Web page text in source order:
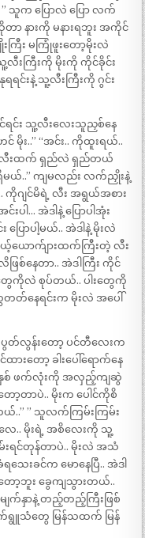
က ပြောလဲ ပြော လက်
ာ နားကို မနားရဘူး အကိုင်
ကြီး မကြုံဖူးတော့မိုးလဲ
းကြီးကို မိုးကို ကိုင်ခိုင်း
ရင်းနဲ့ သူ့လီးကြီးကို ဂွင်း
င်ရင်း သူ့လီးလေးသူညှစ်နေ
မိုး..” “အင်း.. ကိုထူးရယ်..
းလီးထက် ရှည်လဲ ရှည်တယ်
..” ကျမလည်း လက်ညှိုးနဲ့
ဂျင်မိရဲ့ လီး အရွယ်အစား
ါ… အဲဒါနဲ့ ပြောပါအုံး
ြောပါ့မယ်.. အဲဒါနဲ့ မိုးလဲ
ယောက်ျားထက်ကြီးတဲ့ လီး
ြစ်နေတာ.. အဲဒါကြီး ကိုင်
တွေကိုလဲ စုပ်တယ်.. ပါးတွေကို
တ်နေရင်းက မိုးလဲ အပေါ်
ပွတ်လွန်းတော့ ပင်တီလေးက
းတော့ ခါးပေါ်ရောက်နေ
နှစ် ဖက်လုံးကို အလှည့်ကျဆွဲ
ာ့တာပဲ.. မိုးက ပေါင်ကိုစိ
ယ်..” ” သူလက်ကြမ်းကြမ်း
ေ.. မိုးရဲ့ အစိလေးကို သူ့
ရင်တုန်တာပဲ.. မိုးလဲ အသံ
းခင်က မောနေပြီ.. အဲဒါ
ော့ဘူး ခွေကျသွားတယ်..
မျက်နှာနဲ့ တည့်တည့်ကြီးဖြစ်
ရွူသံတွေ မြန်သထက် မြန်